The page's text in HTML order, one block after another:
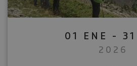
01 ENE - 31
2026